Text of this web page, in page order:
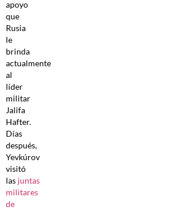
apoyo
que
Rusia
le
brinda
actualmente
al
líder
militar
Jalifa
Hafter.
Días
después,
Yevkúrov
visitó
las juntas
militares
de